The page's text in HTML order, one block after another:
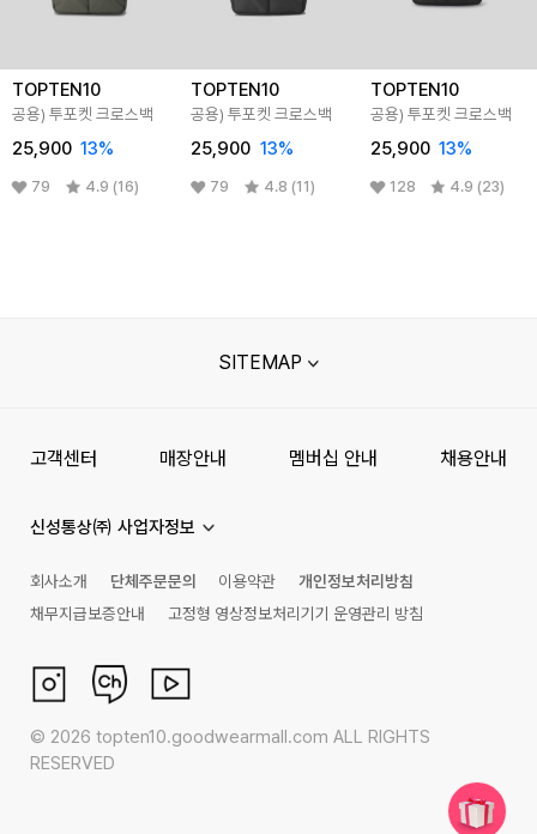
TOPTEN10
공용) 투포켓 크로스백
25,900 13%
79 4.9 (16)
TOPTEN10
공용) 투포켓 크로스백
25,900 13%
79 4.8 (11)
TOPTEN10
공용) 투포켓 크로스백
25,900 13%
128 4.9 (23)
SITEMAP
고객센터 매장안내 멤버십 안내 채용안내
신성통상㈜ 사업자정보
회사소개 단체주문문의 이용약관
개인정보처리방침
채무지급보증안내
고정형 영상정보처리기기 운영관리 방침
© 2026 topten10.goodwearmall.com ALL RIGHTS
RESERVED